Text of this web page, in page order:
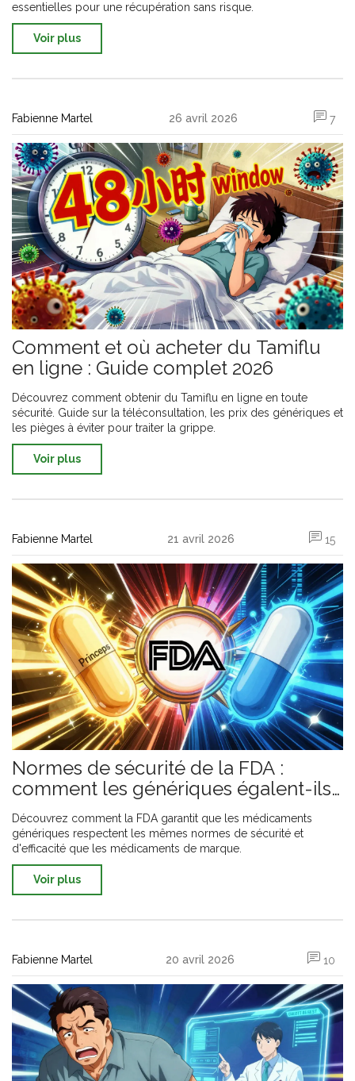
essentielles pour une récupération sans risque.
Voir plus
Fabienne Martel 26 avril 2026 7
Comment et où acheter du Tamiflu
en ligne : Guide complet 2026
Découvrez comment obtenir du Tamiflu en ligne en toute
sécurité. Guide sur la téléconsultation, les prix des génériques et
les pièges à éviter pour traiter la grippe.
Voir plus
Fabienne Martel 21 avril 2026 15
Normes de sécurité de la FDA :
comment les génériques égalent-ils
les princeps ?
Découvrez comment la FDA garantit que les médicaments
génériques respectent les mêmes normes de sécurité et
d'efficacité que les médicaments de marque.
Voir plus
Fabienne Martel 20 avril 2026 10